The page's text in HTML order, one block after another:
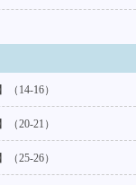
（14-16）
（20-21）
（25-26）